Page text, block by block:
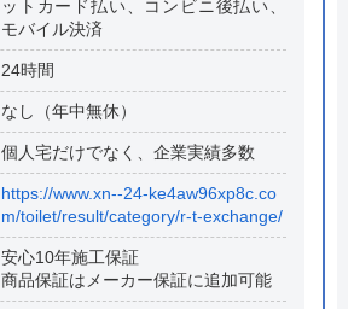
ットカード払い、コンビニ後払い、
モバイル決済
24時間
なし（年中無休）
個人宅だけでなく、企業実績多数
https://www.xn--24-ke4aw96xp8c.co
m/toilet/result/category/r-t-exchange/
安心10年施工保証
商品保証はメーカー保証に追加可能